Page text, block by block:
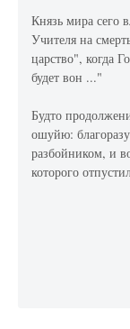
Князь мира сего
Учителя на
царство", когда
будет вон ..."
Будто
ошуйю:
разбойником, и
которого